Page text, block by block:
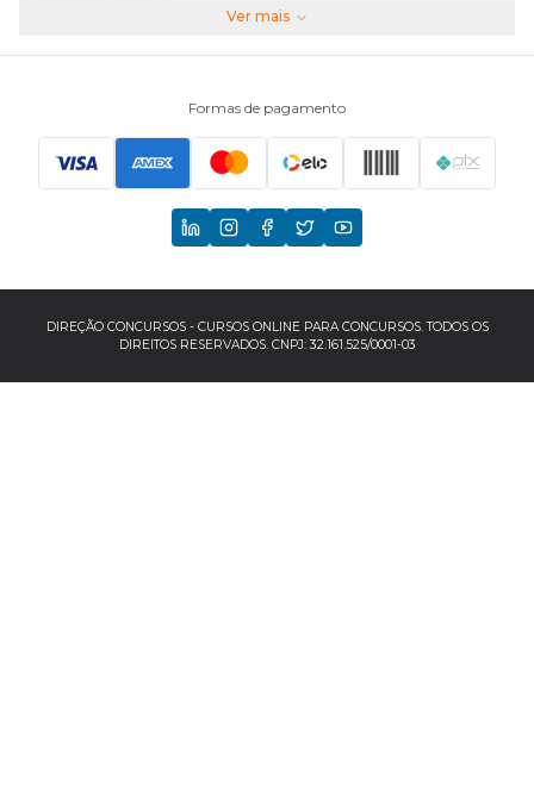
Principais Concursos
Ver mais
Formas de pagamento
DIREÇÃO CONCURSOS - CURSOS ONLINE PARA CONCURSOS. TODOS OS
DIREITOS RESERVADOS. CNPJ: 32.161.525/0001-03